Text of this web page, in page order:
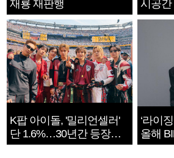
재룡 재판행
시공
지는 ‘
K팝 아이돌, '밀리언셀러'
단 1.6%…30년간 등장
1182개팀 전수조사
‘라이
올해
확정